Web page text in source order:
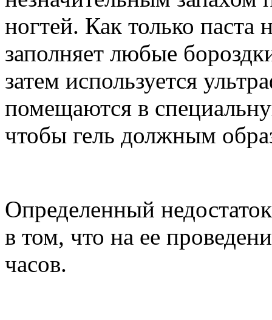
ногтей. Как только паста
заполняет любые
затем используется
помещаются в
чтобы гель должным
Определенный
в том, что на ее
часов.